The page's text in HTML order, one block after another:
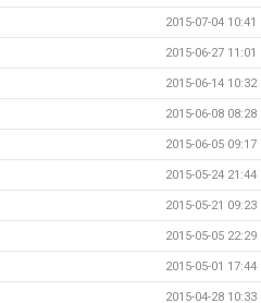
2015-07-04 10:41
2015-06-27 11:01
2015-06-14 10:32
2015-06-08 08:28
2015-06-05 09:17
2015-05-24 21:44
2015-05-21 09:23
2015-05-05 22:29
2015-05-01 17:44
2015-04-28 10:33